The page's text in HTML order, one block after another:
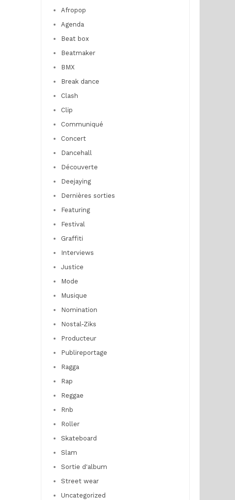
Afropop
Agenda
Beat box
Beatmaker
BMX
Break dance
Clash
Clip
Communiqué
Concert
Dancehall
Découverte
Deejaying
Dernières sorties
Featuring
Festival
Graffiti
Interviews
Justice
Mode
Musique
Nomination
Nostal-Ziks
Producteur
Publireportage
Ragga
Rap
Reggae
Rnb
Roller
Skateboard
Slam
Sortie d'album
Street wear
Uncategorized